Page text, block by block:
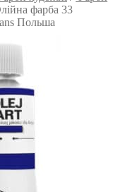
фарба 33
Польша